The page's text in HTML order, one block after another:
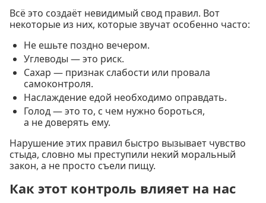
Всё это создаёт невидимый свод правил. Вот
некоторые из них, которые звучат особенно часто:
Не ешьте поздно вечером.
Углеводы — это риск.
Сахар — признак слабости или провала
самоконтроля.
Наслаждение едой необходимо оправдать.
Голод — это то, с чем нужно бороться,
а не доверять ему.
Нарушение этих правил быстро вызывает чувство
стыда, словно мы преступили некий моральный
закон, а не просто съели пищу.
Как этот контроль влияет на нас